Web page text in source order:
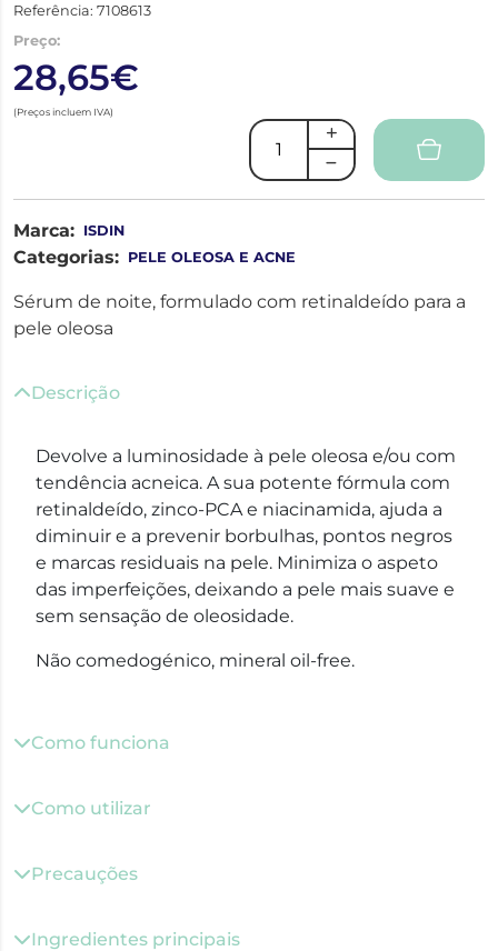
Referência: 7108613
Preço:
28,65€
(Preços incluem IVA)
Marca: ISDIN
Categorias: PELE OLEOSA E ACNE
Sérum de noite, formulado com retinaldeído para a
pele oleosa
Descrição
Devolve a luminosidade à pele oleosa e/ou com
tendência acneica. A sua potente fórmula com
retinaldeído, zinco-PCA e niacinamida, ajuda a
diminuir e a prevenir borbulhas, pontos negros
e marcas residuais na pele. Minimiza o aspeto
das imperfeições, deixando a pele mais suave e
sem sensação de oleosidade.
Não comedogénico, mineral oil-free.
Como funciona
Como utilizar
Precauções
Ingredientes principais